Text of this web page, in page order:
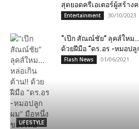
สุดยอดครีเอเตอร์ผู้สร้า
Entertainment 30/10/2023
“เป๊ก สัณณ์ชัย” ลุคส์ใหม
ด้วยฝีมือ “ดร.อร -หมอปลู
Flash News 01/06/2021
LIFESTYLE